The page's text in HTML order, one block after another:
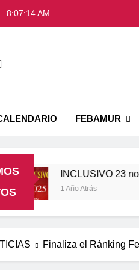
8:07:15 AM
FEBAMUR
INCLUSIVO 23
1 Año Atrás
Finaliza el Ránking